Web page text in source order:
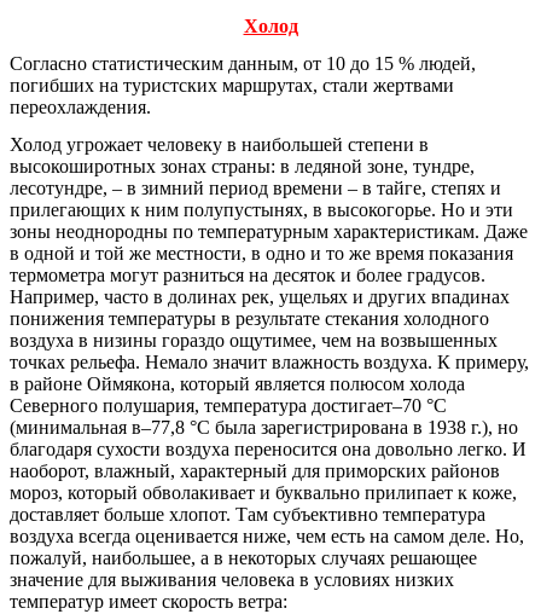
Холод
Согласно статистическим данным, от 10 до 15 % людей,
погибших на туристских маршрутах, стали жертвами
переохлаждения.
Холод угрожает человеку в наибольшей степени в
высокоширотных зонах страны: в ледяной зоне, тундре,
лесотундре, – в зимний период времени – в тайге, степях и
прилегающих к ним полупустынях, в высокогорье. Но и эти
зоны неоднородны по температурным характеристикам. Даже
в одной и той же местности, в одно и то же время показания
термометра могут разниться на десяток и более градусов.
Например, часто в долинах рек, ущельях и других впадинах
понижения температуры в результате стекания холодного
воздуха в низины гораздо ощутимее, чем на возвышенных
точках рельефа. Немало значит влажность воздуха. К примеру,
в районе Оймякона, который является полюсом холода
Северного полушария, температура достигает–70 °C
(минимальная в–77,8 °C была зарегистрирована в 1938 г.), но
благодаря сухости воздуха переносится она довольно легко. И
наоборот, влажный, характерный для приморских районов
мороз, который обволакивает и буквально прилипает к коже,
доставляет больше хлопот. Там субъективно температура
воздуха всегда оценивается ниже, чем есть на самом деле. Но,
пожалуй, наибольшее, а в некоторых случаях решающее
значение для выживания человека в условиях низких
температур имеет скорость ветра: